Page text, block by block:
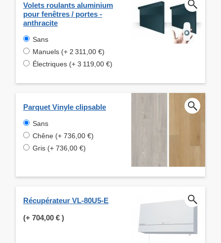
Volets roulants aluminium
pour fenêtres / portes -
anthracite
Sans
Manuels (+ 2 311,00 €)
Électriques (+ 3 119,00 €)
Parquet Vinyle clipsable
Sans
Chêne (+ 736,00 €)
Gris (+ 736,00 €)
Récupérateur VL-80U5-E
(+ 704,00 € )